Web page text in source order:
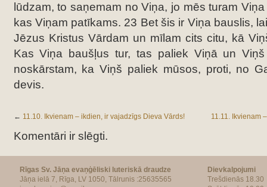
lūdzam, to saņemam no Viņa, jo mēs turam
kas Viņam patīkams. 23 Bet šis ir Viņa bauslis,
Jēzus Kristus Vārdam un mīlam cits citu, kā
Kas Viņa baušļus tur, tas paliek Viņā un
noskārstam, ka Viņš paliek mūsos, proti, no
devis.
← 11.10. Ikvienam – ikdien, ir vajadzīgs Dieva Vārds! 11.11. Ikvienam
Komentāri ir slēgti.
Rīgas Sv. Jāņa evaņģēliski luteriskā draudze
Jāņa ielā 7, Rīga, LV 1050, Tālrunis :25635565
Dievkalpojumi
Trešdienās 18.30